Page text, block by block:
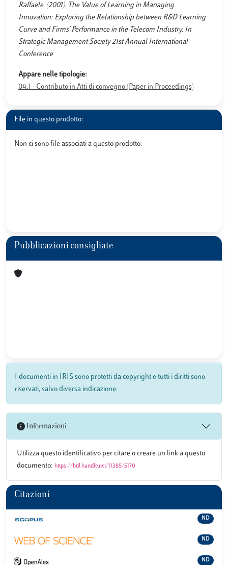
Raffaele. (2001). The Value of Learning in Managing
Innovation: Exploring the Relationship between R&D Learning
Curve and Firms' Performance in the Telecom Industry. In
Strategic Management Society 21st Annual International
Conference
Appare nelle tipologie:
04.1 - Contributo in Atti di convegno (Paper in Proceedings)
File in questo prodotto:
Non ci sono file associati a questo prodotto.
Pubblicazioni consigliate
I documenti in IRIS sono protetti da copyright e tutti i diritti sono
riservati, salvo diversa indicazione.
Informazioni
Utilizza questo identificativo per citare o creare un link a questo
documento: https://hdl.handle.net/11385/5170
Citazioni
ND
ND
ND